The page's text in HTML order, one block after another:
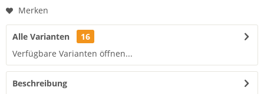
Merken
Alle Varianten
16
Verfügbare Varianten öffnen...
Beschreibung